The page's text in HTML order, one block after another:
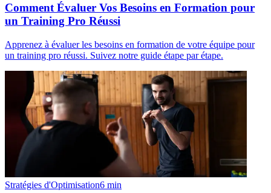
Comment Évaluer Vos Besoins en Formation pour
un Training Pro Réussi
Apprenez à évaluer les besoins en formation de votre équipe pour
un training pro réussi. Suivez notre guide étape par étape.
Stratégies d'Optimisation6 min